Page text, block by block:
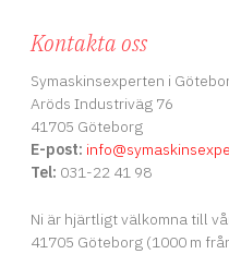
Kontakta oss
Symaskinsexperten i
Aröds Industriväg 76
41705 Göteborg
E-post: info
Tel: 031-22 41 98
Ni är hjärtligt välkomna till
41705 Göteborg (1000 m